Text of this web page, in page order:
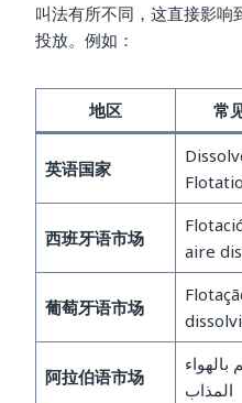
叫法有所不同，这直接影响
投放。例如：
地区 常
英语国家
西班牙语市场
aire
葡萄牙语市场
阿拉伯语市场
بالهواء
المذاب